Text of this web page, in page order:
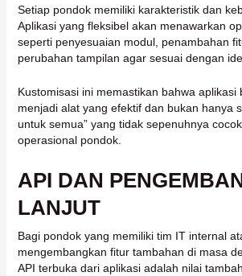
Setiap pondok memiliki karakteristik dan
Aplikasi yang fleksibel akan menawarkan
seperti penyesuaian modul, penambahan
perubahan tampilan agar sesuai dengan
Kustomisasi ini memastikan bahwa aplikasi
menjadi alat yang efektif dan bukan hanya
untuk semua” yang tidak sepenuhnya
operasional pondok.
API DAN
LANJUT
Bagi pondok yang memiliki tim IT internal
mengembangkan fitur tambahan di masa
API terbuka dari aplikasi adalah nilai